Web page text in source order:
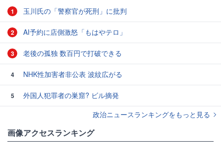
1 玉川氏の「警察官が死刑」に批判
2 AI予約に店側激怒「もはやテロ」
3 老後の孤独 数百円で打破できる
4 NHK性加害者非公表 波紋広がる
5
外国人犯罪者の巣窟? ビル摘発
政治ニュースランキングをもっと見る
画像アクセスランキング